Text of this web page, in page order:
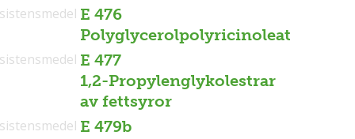
E 476
Polyglycerolpolyricinoleat
E 477
1,2-Propylenglykolestrar
av fettsyror
E 479b